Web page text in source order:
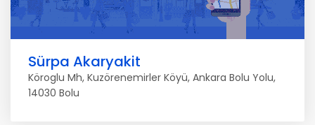
Sürpa Akaryakit
Köroglu Mh, Kuzörenemirler Köyü, Ankara Bolu Yolu,
14030 Bolu